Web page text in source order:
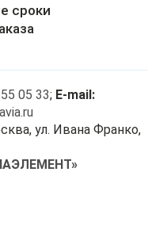
сроки
05 33; E-mail:
ул. Ивана Франко,